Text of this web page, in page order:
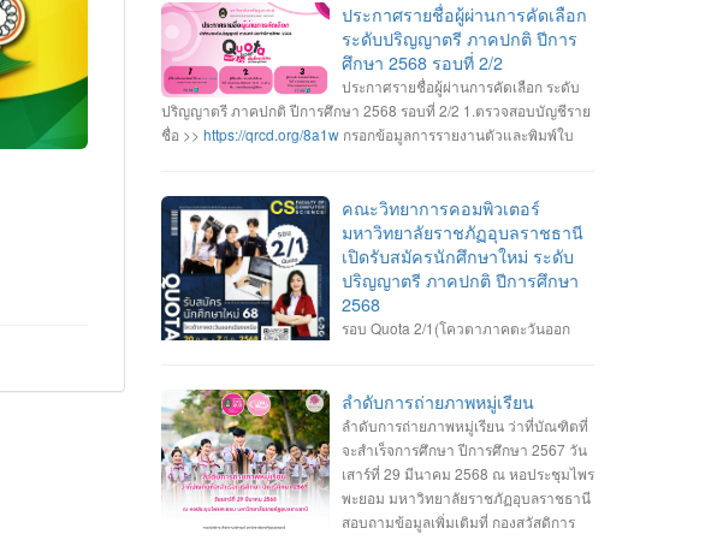
>>https://www.mytcas.com/ • หลักสูตรวิทยาการคอมพิวเตอร์ •
หลักสูตรวิศวกรรมซอฟต์แวร์ • หลักสูตรเทคโนโลยีมีลติมีเดียและ
แอนิเมชัน • รายละเอียดสาขาวิชา เกณฑ์คุณสมบัติของสาขาวิชา และ
รายละเอียดการรับสมัคร ------------------- • สอบถามข้อมูลเพิ่มเติม งาน
รับเข้าศึกษา ฯ อาคารเรียนและปฏิบัติการ ชั้น 2 045-352-000 ต่อ
2143 , 2147 หรือ 2144 #เปิดรับสมัครนักศึกษาใหม่ #ระดับปริญญา
ประกาศรายชื่อผู้ผ่านการคัดเลือก
ระดับปริญญาตรี ภาคปกติ ปีการ
ศึกษา 2568 รอบที่ 2/2
ประกาศรายชื่อผู้ผ่านการคัดเลือก ระดับ
ปริญญาตรี ภาคปกติ ปีการศึกษา 2568 รอบที่ 2/2 1.ตรวจสอบบัญชีราย
ชื่อ >> https://qrcd.org/8a1w กรอกข้อมูลการรายงานตัวและพิมพ์ใบ
โถงชั้น1 อาคารเรียนและปฏิบัติการ กรณีสาขาวิชาที่มีรายชื่อสำรอง ถ้า
ผู้ผ่านการคัดเลือกไม่มารายงานตัวตามเวลาที่กำหนด ถือว่าสละสิทธิ์
มหาวิทยาลัยจะเรียกสำรองตามบัญชีรายชื่อทันที 3.ผู้ที่มีรายชื่อรายงาน
ตัว ลงทะเบียนเข้าใช้งานระบบการคัดเลือกกลางบุคคลเข้าศึกษาใน
สถาบันอุดมศึกษา (TCAS68) เพื่อรอเข้ายื่นยันสิทธิ์เข้าศึกษา
>>https://www.mytcas.com/
4. ผู้รายงานตัวเข้ายืนยันสิทธิ์เข้าศึกษา
ที่ยืนยันสิทธิ์เข้าศึกษา รอติดตามกำหนดการปฐมนิเทศนักศึกษาใหม่
และกำหนดการเปิดภาคการศึกษา(เปิดเทอม) ในช่วงเดือนมิถุนายน
2568
คณะวิทยาการคอมพิวเตอร์
มหาวิทยาลัยราชภัฏอุบลราชธานี
เปิดรับสมัครนักศึกษาใหม่ ระดับ
ปริญญาตรี ภาคปกติ ปีการศึกษา
2568
รอบ Quota 2/1(โควตาภาคตะวันออก
สถาบันอุดมศึกษา https://admission.ubru.ac.th/ หลักสูตรวิทยาการ
คอมพิวเตอร์ หลักสูตรวิศวกรรมซอฟต์แวร์ หลักสูตรเทคโนโลยีมีลติมีเดีย
และแอนิเมชัน รายละเอียดสาขาวิชา เกณฑ์คุณสมบัติของสาขาวิชา
และรายละเอียดการรับสมัคร ------------------- สอบถามข้อมูลเพิ่มเติม
งานรับเข้าศึกษา ฯ อาคารเรียนและปฏิบัติการ ชั้น 2 045-352-000 ต่อ
ลำดับการถ่ายภาพหมู่เรียน
ลำดับการถ่ายภาพหมู่เรียน ว่าที่บัณฑิตที่
จะสำเร็จการศึกษา ปีการศึกษา 2567 วัน
เสาร์ที่ 29 มีนาคม 2568 ณ หอประชุมไพร
พะยอม มหาวิทยาลัยราชภัฏอุบลราชธานี
สอบถามข้อมูลเพิ่มเติมที่ กองสวัสดิการ